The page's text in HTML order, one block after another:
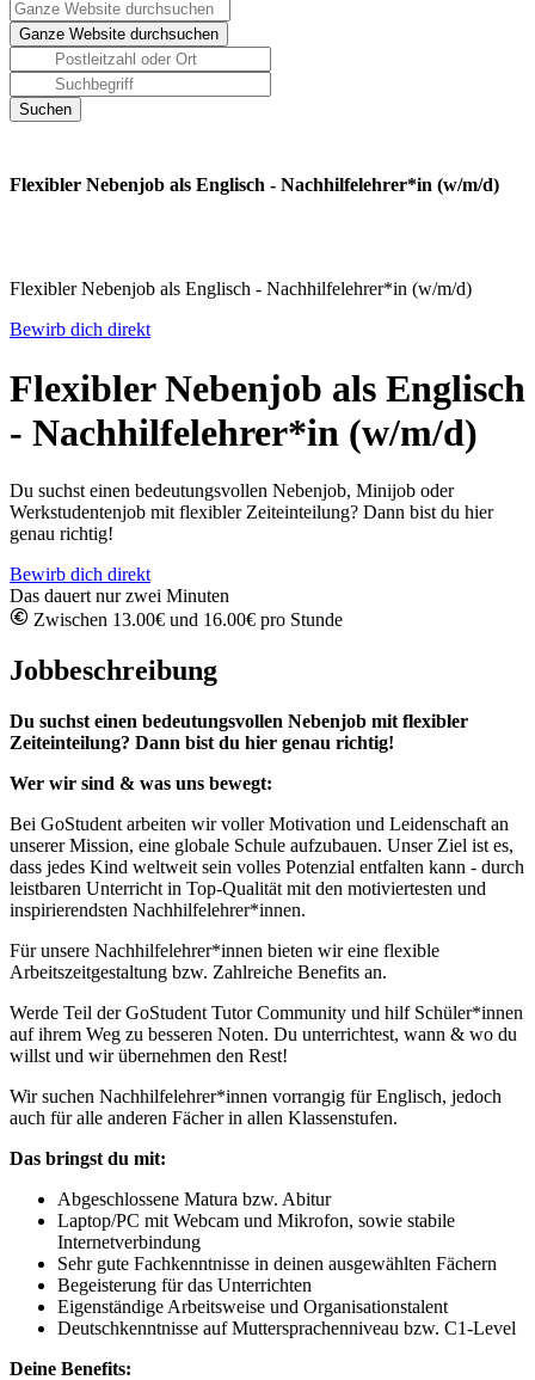
Flexibler Nebenjob als Englisch - Nachhilfelehrer*in (w/m/d)
Flexibler Nebenjob als Englisch - Nachhilfelehrer*in (w/m/d)
Bewirb dich direkt
Flexibler Nebenjob als Englisch
- Nachhilfelehrer*in (w/m/d)
Du suchst einen bedeutungsvollen Nebenjob, Minijob oder
Werkstudentenjob mit flexibler Zeiteinteilung? Dann bist du hier
genau richtig!
Bewirb dich direkt
Das dauert nur zwei Minuten
Zwischen 13.00€ und 16.00€ pro Stunde
Jobbeschreibung
Du suchst einen bedeutungsvollen Nebenjob mit flexibler
Zeiteinteilung? Dann bist du hier genau richtig!
Wer wir sind & was uns bewegt:
Bei GoStudent arbeiten wir voller Motivation und Leidenschaft an
unserer Mission, eine globale Schule aufzubauen. Unser Ziel ist es,
dass jedes Kind weltweit sein volles Potenzial entfalten kann - durch
leistbaren Unterricht in Top-Qualität mit den motiviertesten und
inspirierendsten Nachhilfelehrer*innen.
Für unsere Nachhilfelehrer*innen bieten wir eine flexible
Arbeitszeitgestaltung bzw. Zahlreiche Benefits an.
Werde Teil der GoStudent Tutor Community und hilf Schüler*innen
auf ihrem Weg zu besseren Noten. Du unterrichtest, wann & wo du
willst und wir übernehmen den Rest!
Wir suchen Nachhilfelehrer*innen vorrangig für Englisch, jedoch
auch für alle anderen Fächer in allen Klassenstufen.
Das bringst du mit:
Abgeschlossene Matura bzw. Abitur
Laptop/PC mit Webcam und Mikrofon, sowie stabile
Internetverbindung
Sehr gute Fachkenntnisse in deinen ausgewählten Fächern
Begeisterung für das Unterrichten
Eigenständige Arbeitsweise und Organisationstalent
Deutschkenntnisse auf Muttersprachenniveau bzw. C1-Level
Deine Benefits: